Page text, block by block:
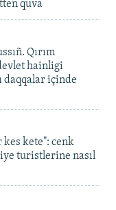
quva
Qırım
hainligi
daqqalar içinde
kes kete": cenk
turistlerine nasıl